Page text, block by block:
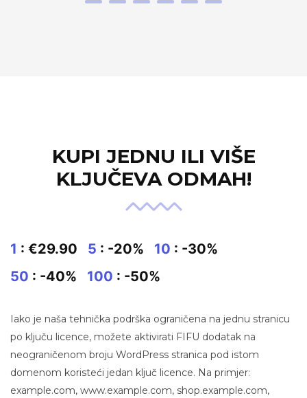
KUPI JEDNU ILI VIŠE
KLJUČEVA ODMAH!
1 : €29.90 5 : -20% 10 : -30%
50 : -40% 100 : -50%
Iako je naša tehnička podrška ograničena na jednu stranicu
po ključu licence, možete aktivirati FIFU dodatak na
neograničenom broju WordPress stranica pod istom
domenom koristeći jedan ključ licence. Na primjer:
example.com, www.example.com, shop.example.com,